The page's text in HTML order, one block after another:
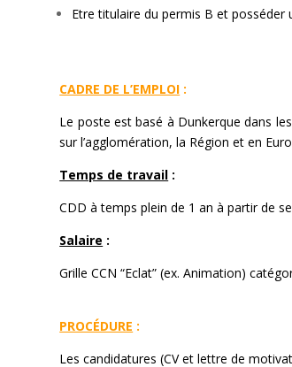
Etre titulaire du permis B et posséder
CADRE DE L’EMPLOI :
Le poste est basé à Dunkerque dans
sur l’agglomération, la Région et en
Temps de travail :
CDD à temps plein de 1 an à partir de
Salaire :
Grille CCN “Eclat” (ex. Animation)
PROCÉDURE :
Les candidatures (CV et lettre de